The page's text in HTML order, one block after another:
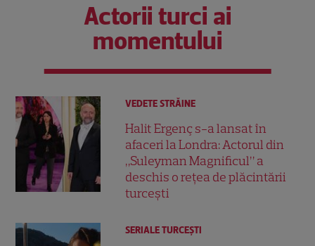
Actorii turci ai
momentului
VEDETE STRĂINE
Halit Ergenç s-a lansat în
afaceri la Londra: Actorul din
„Suleyman Magnificul” a
deschis o rețea de plăcintării
turcești
SERIALE TURCEŞTI